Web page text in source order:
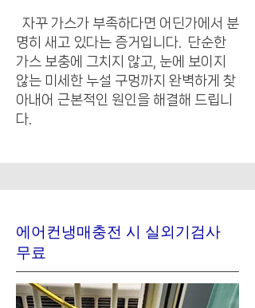
자꾸 가스가 부족하다면 어딘가에서 분
명히 새고 있다는 증거입니다.
단순한
가스 보충에 그치지 않고, 눈에 보이지
않는 미세한 누설 구멍까지 완벽하게 찾
아내어 근본적인 원인을 해결해 드립니
다.
에어컨냉매충전 시 실외기검사
무료